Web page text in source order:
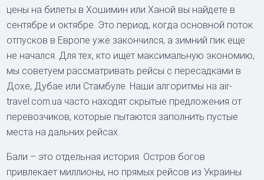
цены на билеты в Хошимин или Ханой вы найдете в
сентябре и октябре. Это период, когда основной поток
отпусков в Европе уже закончился, а зимний пик еще
не начался. Для тех, кто ищет максимальную экономию,
мы советуем рассматривать рейсы с пересадками в
Дохе, Дубае или Стамбуле. Наши алгоритмы на air-
travel.com.ua часто находят скрытые предложения от
перевозчиков, которые пытаются заполнить пустые
места на дальних рейсах.
Бали – это отдельная история. Остров богов
привлекает миллионы, но прямых рейсов из Украины